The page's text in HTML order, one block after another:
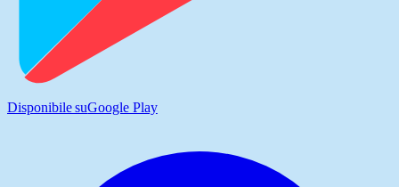
Disponibile suGoogle Play